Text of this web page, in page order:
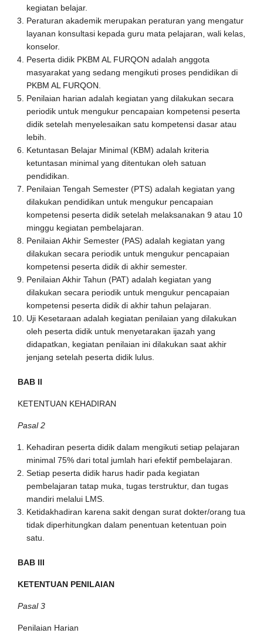
kegiatan belajar.
Peraturan akademik merupakan peraturan yang mengatur
layanan konsultasi kepada guru mata pelajaran, wali kelas,
konselor.
Peserta didik PKBM AL FURQON adalah anggota
masyarakat yang sedang mengikuti proses pendidikan di
PKBM AL FURQON.
Penilaian harian adalah kegiatan yang dilakukan secara
periodik untuk mengukur pencapaian kompetensi peserta
didik setelah menyelesaikan satu kompetensi dasar atau
lebih.
Ketuntasan Belajar Minimal (KBM) adalah kriteria
ketuntasan minimal yang ditentukan oleh satuan
pendidikan.
Penilaian Tengah Semester (PTS) adalah kegiatan yang
dilakukan pendidikan untuk mengukur pencapaian
kompetensi peserta didik setelah melaksanakan 9 atau 10
minggu kegiatan pembelajaran.
Penilaian Akhir Semester (PAS) adalah kegiatan yang
dilakukan secara periodik untuk mengukur pencapaian
kompetensi peserta didik di akhir semester.
Penilaian Akhir Tahun (PAT) adalah kegiatan yang
dilakukan secara periodik untuk mengukur pencapaian
kompetensi peserta didik di akhir tahun pelajaran.
Uji Kesetaraan adalah kegiatan penilaian yang dilakukan
oleh peserta didik untuk menyetarakan ijazah yang
didapatkan, kegiatan penilaian ini dilakukan saat akhir
jenjang setelah peserta didik lulus.
BAB II
KETENTUAN KEHADIRAN
Pasal 2
Kehadiran peserta didik dalam mengikuti setiap pelajaran
minimal 75% dari total jumlah hari efektif pembelajaran.
Setiap peserta didik harus hadir pada kegiatan
pembelajaran tatap muka, tugas terstruktur, dan tugas
mandiri melalui LMS.
Ketidakhadiran karena sakit dengan surat dokter/orang tua
tidak diperhitungkan dalam penentuan ketentuan poin
satu.
BAB III
KETENTUAN PENILAIAN
Pasal 3
Penilaian Harian